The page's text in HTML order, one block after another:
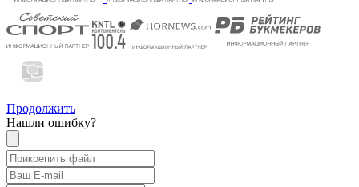
Продолжить
Нашли ошибку?